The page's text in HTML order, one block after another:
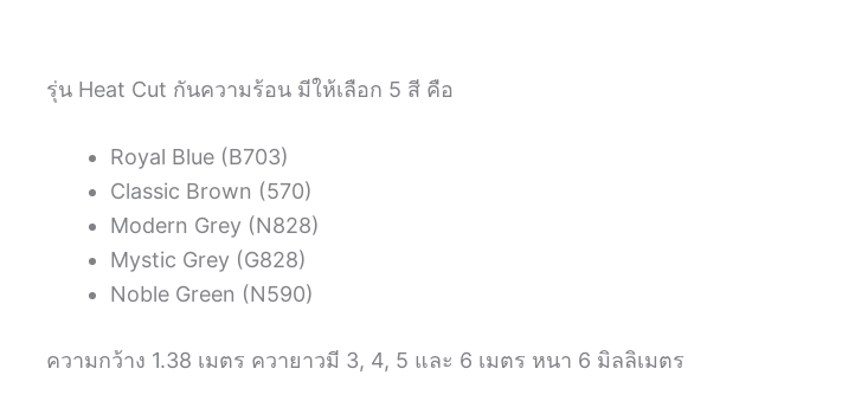
รุ่น Heat Cut กันความร้อน มีให้เลือก 5 สี คือ
Royal Blue (B703)
Classic Brown (570)
Modern Grey (N828)
Mystic Grey (G828)
Noble Green (N590)
ความกว้าง 1.38 เมตร ควายาวมี 3, 4, 5 และ 6 เมตร หนา 6 มิลลิเมตร